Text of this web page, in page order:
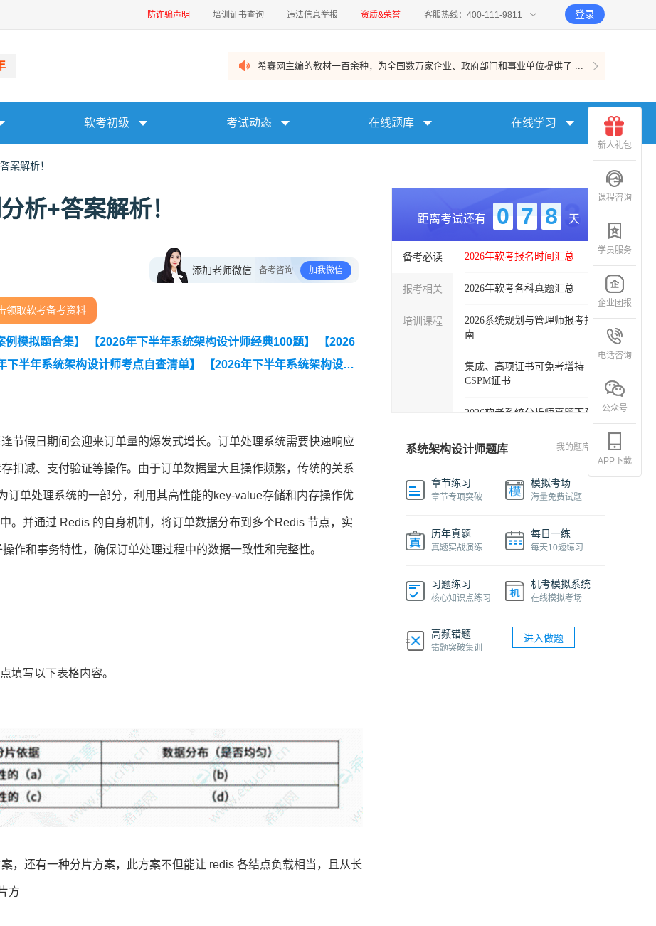
防诈骗声明 培训证书查询 违法信息举报 资质&荣誉 客服热线：400-111-9811 登录
希赛网主编的教材一百余种，为全国数万家企业、政府部门和事业单位提供了 ...
软考初级 考试动态 在线题库 在线学习
案解析！
析+答案解析！
添加老师微信 备考咨询 加我微信
领取软考备考资料
模拟题合集】 【2026年下半年系统架构设计师经典100题】
【2026
下半年系统架构设计师考点自查清单】
【2026年下半年系统架构设计
构综合知识真题(考生回忆版)】
【2026上半年系统架构设计师考情分
节假日期间会迎来订单量的爆发式增长。订单处理系统需要快速响应
扣减、支付验证等操作。由于订单数据量大且操作频繁，传统的关系
订单处理系统的一部分，利用其高性能的key-value存储和内存操作优
。并通过 Redis 的自身机制，将订单数据分布到多个Redis 节点，实
作和事务特性，确保订单处理过程中的数据一致性和完整性。
填写以下表格内容。
，还有一种分片方案，此方案不但能让 redis 各结点负载相当，且从长
方
距离考试还有 0 7 8 天
备考必读
报考相关
培训课程
2026年软考报名时间汇总
2026年软考各科真题汇总
2026系统规划与管理师报考指
南
集成、高项证书可免考增持
CSPM证书
2026软考系统分析师真题下载
软考各科目自学必备学习包
2027年信息系统项目管理师精
品班
费课程
机考系统操作流程及画图讲解
软考网络工程师视频课程
系统架构设计师题库 我的题库
章节练习
章节专项突破
模拟考场
海量免费试题
历年真题
真题实战演练
每日一练
每天10题练习
习题练习
核心知识点练习
机考模拟系统
在线模拟考场
高频错题
错题突破集训
进入做题
新人礼包
课程咨询
学员服务
企业团报
电话咨询
公众号
APP下载